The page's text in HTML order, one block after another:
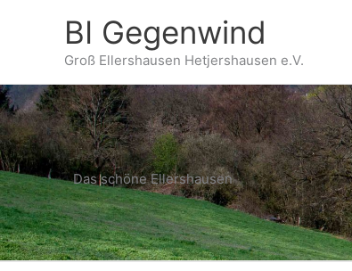
BI Gegenwind
Groß Ellershausen Hetjershausen e.V.
Das schöne Ellershausen